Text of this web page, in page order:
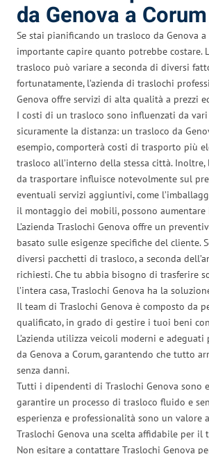
da Genova a Corum
Se stai pianificando un trasloco da Genova a
importante capire quanto potrebbe costare.
trasloco può variare a seconda di diversi
fortunatamente, l’azienda di traslochi
Genova offre servizi di alta qualità a prezzi
I costi di un trasloco sono influenzati da
sicuramente la distanza: un trasloco da
esempio, comporterà costi di trasporto più
trasloco all’interno della stessa città.
da trasportare influisce notevolmente sul
eventuali servizi aggiuntivi, come
il montaggio dei mobili, possono
L’azienda Traslochi Genova offre un
basato sulle esigenze specifiche del cliente.
diversi pacchetti di trasloco, a seconda
richiesti. Che tu abbia bisogno di trasferire
l’intera casa, Traslochi Genova ha la
Il team di Traslochi Genova è composto da
qualificato, in grado di gestire i tuoi beni
L’azienda utilizza veicoli moderni e
da Genova a Corum, garantendo che tutto
senza danni.
Tutti i dipendenti di Traslochi Genova sono
garantire un processo di trasloco fluido e
esperienza e professionalità sono un valore
Traslochi Genova una scelta affidabile per il
Non esitare a contattare Traslochi Genova